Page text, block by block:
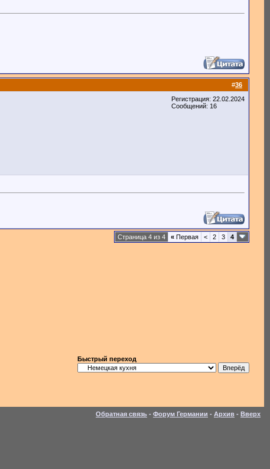
#36
Регистрация: 22.02.2024
Сообщений: 16
Страница 4 из 4 « Первая < 2 3 4
Быстрый переход
Обратная связь - Форум Германии - Архив - Вверх